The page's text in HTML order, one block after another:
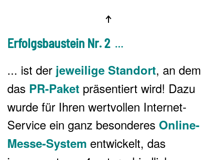
Erfolgsbaustein Nr. 2...
... ist der jeweilige Standort, an dem
das PR-Paket präsentiert wird! Dazu
wurde für Ihren wertvollen Internet-
Service ein ganz besonderes Online-
Messe-System entwickelt, das